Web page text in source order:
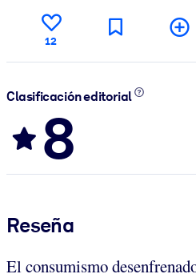
12
Clasificación editorial
8
Reseña
El consumismo